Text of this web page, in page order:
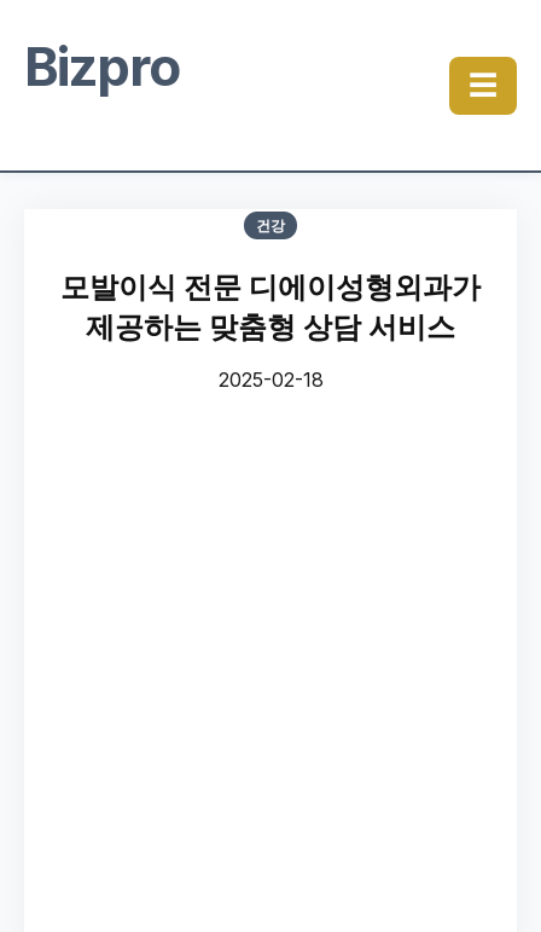
Bizpro ☰
건강
모발이식 전문 디에이성형외과가
제공하는 맞춤형 상담 서비스
2025-02-18